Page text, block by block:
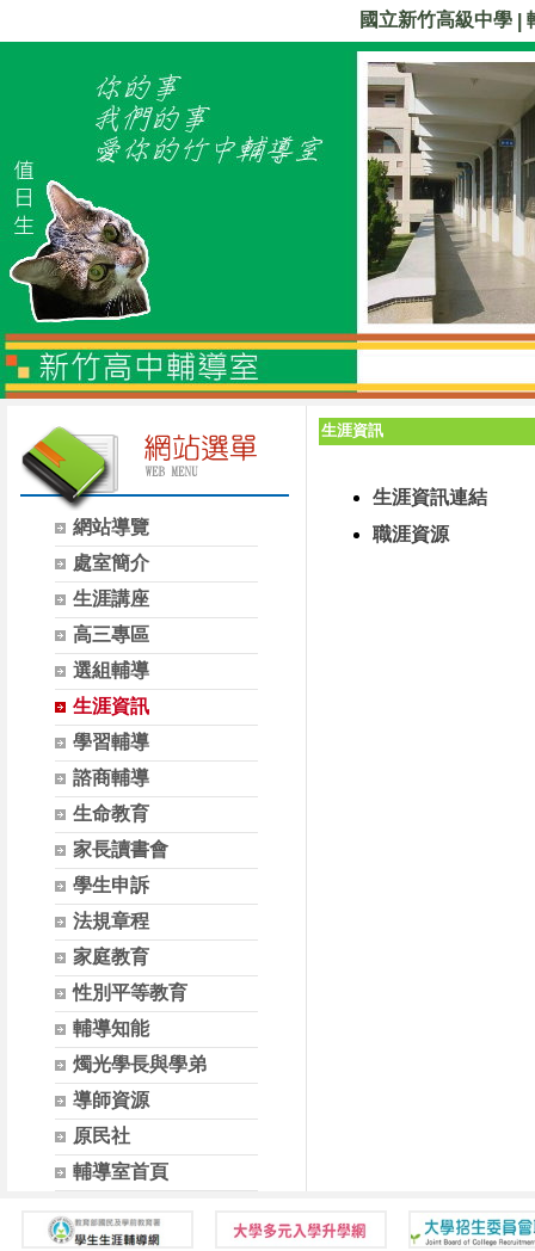
國立新竹高級中學
網站導覽
處室簡介
生涯講座
高三專區
選組輔導
生涯資訊
學習輔導
諮商輔導
生命教育
家長讀書會
學生申訴
法規章程
家庭教育
性別平等教育
輔導知能
燭光學長與學弟
導師資源
原民社
輔導室首頁
生涯資訊
生涯資訊連結
職涯資源